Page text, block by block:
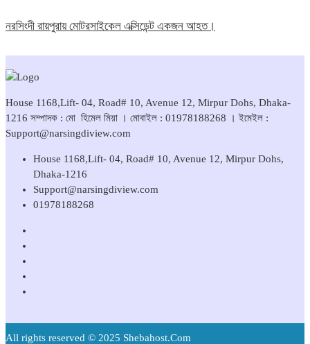
নরসিংদী রায়পুরায় মোটরসাইকেল এক্সিডেন্ট একজন আহত।
House 1168,Lift- 04, Road# 10, Avenue 12, Mirpur Dohs, Dhaka-
1216 সম্পাদক : মো হিমেল মিয়া । মোবাইল : 01978188268 । ইমেইল :
Support@narsingdiview.com
House 1168,Lift- 04, Road# 10, Avenue 12, Mirpur Dohs,
Dhaka-1216
Support@narsingdiview.com
01978188268
All rights reserved © 2025 Shebahost.Com